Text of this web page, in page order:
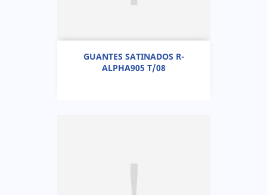
GUANTES SATINADOS R-
ALPHA905 T/08